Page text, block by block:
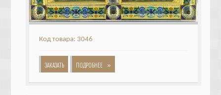
Код товара: 3046
ЗАКАЗАТЬ ПОДРОБНЕЕ »